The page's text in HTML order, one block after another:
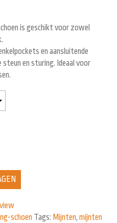
is geschikt voor zowel
en aansluitende
en sturing. Ideaal voor
schoen Tags: Mijnten, mijnten